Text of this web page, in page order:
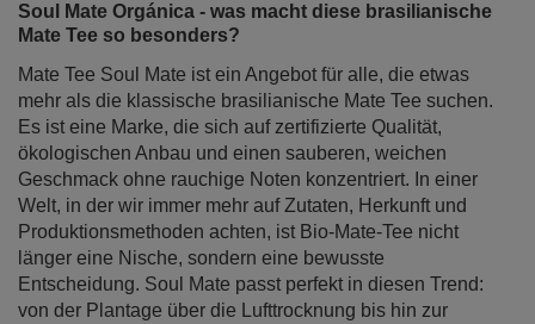
Soul Mate Orgánica - was macht diese brasilianische
Mate Tee so besonders?
Mate Tee Soul Mate ist ein Angebot für alle, die etwas
mehr als die klassische brasilianische Mate Tee suchen.
Es ist eine Marke, die sich auf zertifizierte Qualität,
ökologischen Anbau und einen sauberen, weichen
Geschmack ohne rauchige Noten konzentriert. In einer
Welt, in der wir immer mehr auf Zutaten, Herkunft und
Produktionsmethoden achten, ist Bio-Mate-Tee nicht
länger eine Nische, sondern eine bewusste
Entscheidung. Soul Mate passt perfekt in diesen Trend:
von der Plantage über die Lufttrocknung bis hin zur